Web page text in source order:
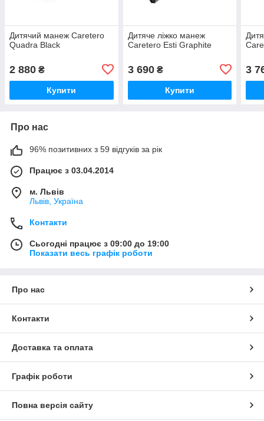
Дитячий манеж Caretero
Quadra Black
2 880 ₴
Купити
Дитяче ліжко манеж
Caretero Esti Graphite
3 690₴
Купити
3
Про нас
96% позитивних з 59 відгуків за рік
Працює з 03.04.2014
м. Львів
Львів, Україна
Контакти
Сьогодні працює з 09:00 до 19:00
Показати весь графік роботи
Про нас
Контакти
Доставка та оплата
Графік роботи
Повна версія сайту